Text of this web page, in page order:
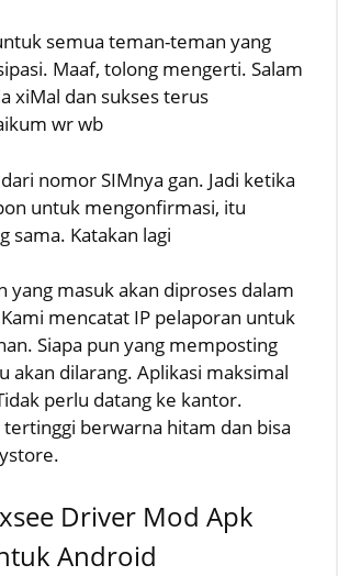
semua teman-teman yang
Maaf, tolong mengerti. Salam
xiMal dan sukses terus
wr wb
nomor SIMnya gan. Jadi ketika
untuk mengonfirmasi, itu
sama. Katakan lagi
yang masuk akan diproses dalam
mencatat IP pelaporan untuk
Siapa pun yang memposting
akan dilarang. Aplikasi maksimal
perlu datang ke kantor.
berwarna hitam dan bisa
Driver Mod Apk
Android